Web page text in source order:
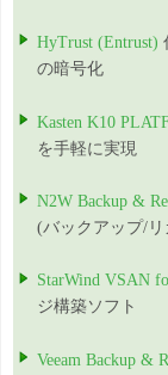
HyTrust (Entrust)
の暗号化
Kasten K10
を手軽に実現
N2W Backup &
(バックアップ/
StarWind VSAN
ジ構築ソフト
Veeam Backup &